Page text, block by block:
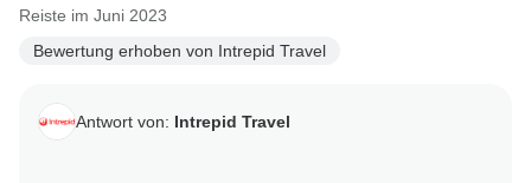
Reiste im Juni 2023
Bewertung erhoben von Intrepid Travel
Antwort von: Intrepid Travel